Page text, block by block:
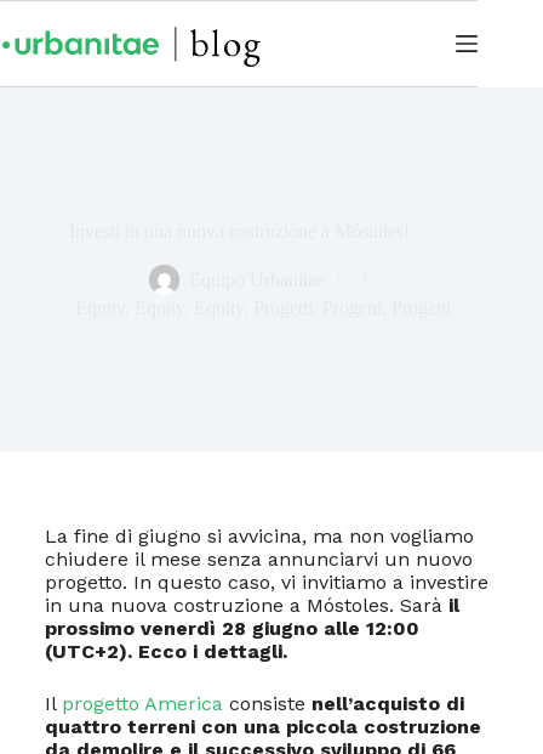
La fine di giugno si avvicina, ma non vogliamo
chiudere il mese senza annunciarvi un nuovo
progetto. In questo caso, vi invitiamo a investire
in una nuova costruzione a Móstoles. Sarà il
prossimo venerdì 28 giugno alle 12:00
(UTC+2). Ecco i dettagli.
Il progetto Americaconsiste nell’acquisto di
quattro terreni con una piccola costruzione